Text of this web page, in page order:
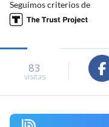
Seguimos criterios de
83
visitas